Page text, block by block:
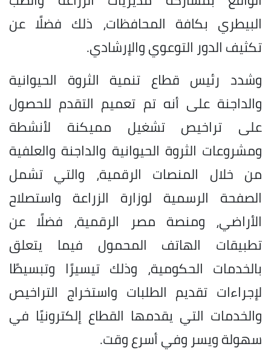
البيطري بكافة المحافظات، ذلك فضلًا عن
تكثيف الدور التوعوي والإرشادي.
وشدد رئيس قطاع تنمية الثروة الحيوانية
والداجنة على أنه تم تعميم التقدم للحصول
على تراخيص تشغيل مميكنة لأنشطة
ومشروعات الثروة الحيوانية والداجنة والعلفية
من خلال المنصات الرقمية، والتي تشمل
الصفحة الرسمية لوزارة الزراعة واستصلاح
الأراضي، ومنصة مصر الرقمية، فضلًا عن
تطبيقات الهاتف المحمول فيما يتعلق
بالخدمات الحكومية، وذلك تيسيرًا وتبسيطًا
لإجراءات تقديم الطلبات واستخراج التراخيص
والخدمات التي يقدمها القطاع إلكترونيًا في
سهولة ويسر وفي أسرع وقت.